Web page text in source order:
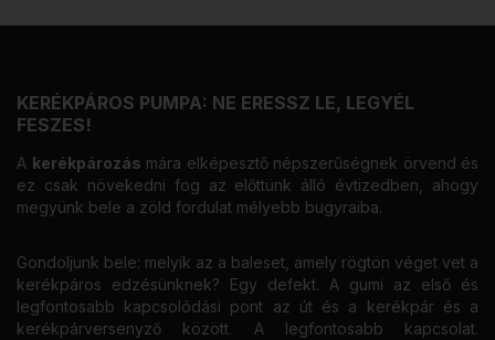
KERÉKPÁROS PUMPA: NE ERESSZ LE, LEGYÉL
FESZES!
A kerékpározás mára elképesztő népszerűségnek örvend és
ez csak növekedni fog az előttünk álló évtizedben, ahogy
megyünk bele a zöld fordulat mélyebb bugyraiba.
Gondoljunk bele: melyik az a baleset, amely rögtön véget vet a
kerékpáros edzésünknek? Egy defekt. A gumi az első és
legfontosabb kapcsolódási pont az út és a kerékpár és a
kerékpárversenyző között. A legfontosabb kapcsolat.